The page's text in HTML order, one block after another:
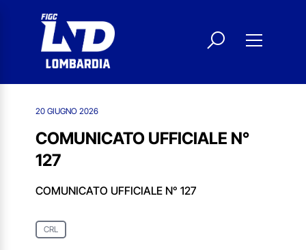
20 GIUGNO 2026
COMUNICATO UFFICIALE N°
127
COMUNICATO UFFICIALE N° 127
CRL